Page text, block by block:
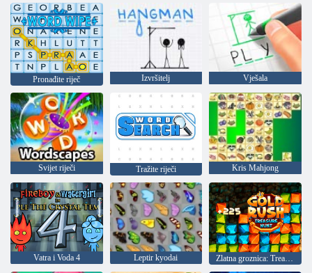
Pronađite riječ Izvršitelj Vješala
Svijet riječi Tražite riječi Kris Mahjong
Vatra i Voda 4 Leptir kyodai Zlatna groznica: Treasure Hunter